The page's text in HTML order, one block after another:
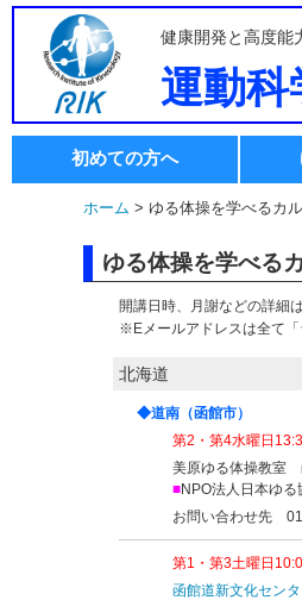
健康開発と高度能
運動科
初めての方へ
ホーム > ゆる体操を学べるカ
ゆる体操を学べる
開講日時、月謝などの詳細
※Eメールアドレスは全て
北海道
◆道南（函館市）
第2・第4水曜日
美原ゆる体操教室
■NPO法人日本ゆ
お問い合わせ先
第1・第3土曜日
函館道新文化セン